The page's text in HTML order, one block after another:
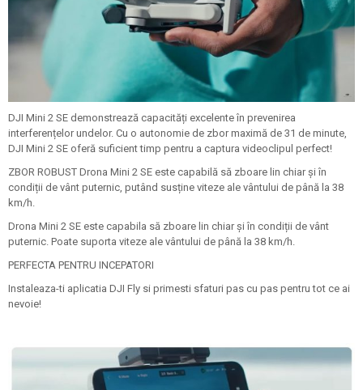
DJI Mini 2 SE demonstrează capacități excelente în prevenirea
interferențelor undelor. Cu o autonomie de zbor maximă de 31 de minute,
DJI Mini 2 SE oferă suficient timp pentru a captura videoclipul perfect!
ZBOR ROBUST Drona Mini 2 SE este capabilă să zboare lin chiar și în
condiții de vânt puternic, putând susține viteze ale vântului de până la 38
km/h.
Drona Mini 2 SE este capabila să zboare lin chiar și în condiții de vânt
puternic. Poate suporta viteze ale vântului de până la 38 km/h.
PERFECTA PENTRU INCEPATORI
Instaleaza-ti aplicatia DJI Fly si primesti sfaturi pas cu pas pentru tot ce ai
nevoie!